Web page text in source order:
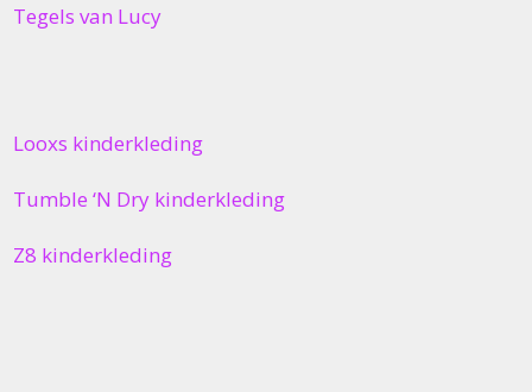
Tegels van Lucy
Looxs kinderkleding
Tumble ‘N Dry kinderkleding
Z8 kinderkleding